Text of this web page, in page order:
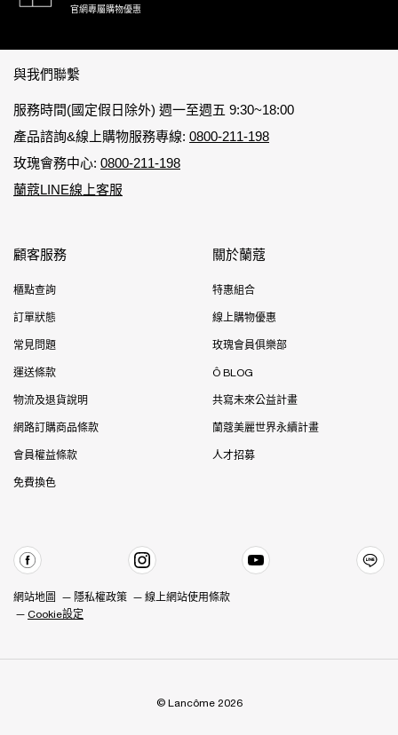
官網專屬購物優惠
與我們聯繫
服務時間(國定假日除外) 週一至週五 9:30~18:00
產品諮詢&線上購物服務專線: 0800-211-198
玫瑰會務中心: 0800-211-198
蘭蔻LINE線上客服
顧客服務
櫃點查詢
訂單狀態
常見問題
運送條款
物流及退貨說明
網路訂購商品條款
會員權益條款
免費換色
關於蘭蔻
特惠組合
線上購物優惠
玫瑰會員俱樂部
Ô BLOG
共寫未來公益計畫
蘭蔻美麗世界永續計畫
人才招募
網站地圖 隱私權政策
線上網站使用條款
Cookie設定
© Lancôme 2026